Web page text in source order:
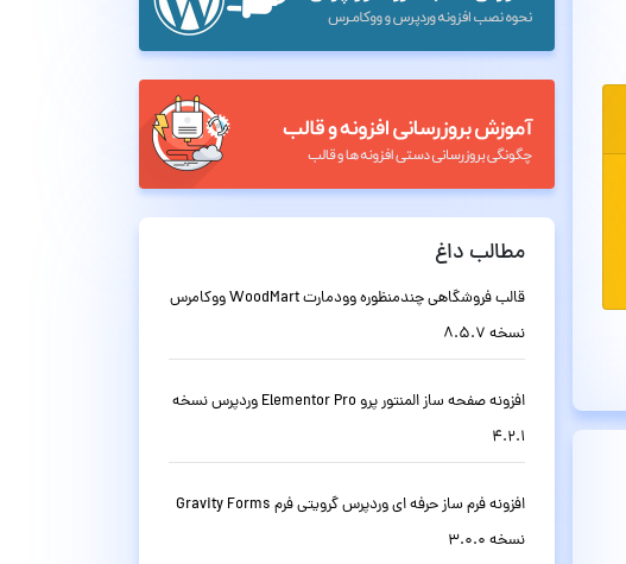
مطالب داغ
قالب فروشگاهی چندمنظوره وودمارت WoodMart ووکامرس
نسخه 8.5.7
افزونه صفحه ساز المنتور پرو Elementor Pro وردپرس نسخه
4.2.1
افزونه فرم ساز حرفه ای وردپرس گرویتی فرم Gravity Forms
نسخه 3.0.0